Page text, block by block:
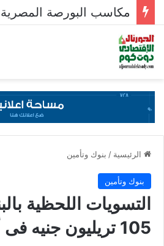
الرئيسية / بنوك وتأمين
بنوك وتأمين
التسويات اللحظية
105 تريليون جنيه فى أربعة أشهر